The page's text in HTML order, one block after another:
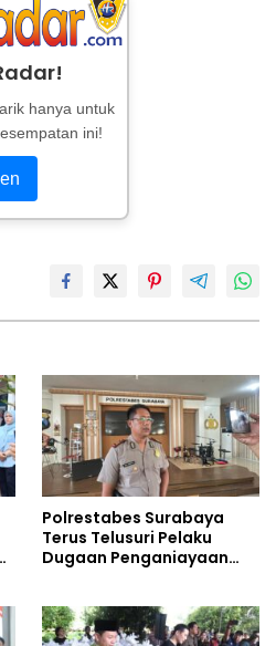
hanya untuk
ini!
Polrestabes Surabaya
Terus Telusuri Pelaku
Dugaan Penganiayaan